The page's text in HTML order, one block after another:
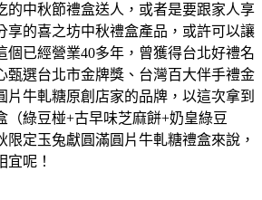
的中秋節禮盒送人，或者是要跟家人享
享的喜之坊中秋禮盒產品，或許可以讓
個已經營業40多年，曾獲得台北好禮名
甄選台北市金牌獎、台灣百大伴手禮金
牛軋糖原創店家的品牌，以這次拿到
（綠豆椪+古早味芝麻餅+奶皇綠豆
限定玉兔獻圓滿圓片牛軋糖禮盒來說，
宜呢！